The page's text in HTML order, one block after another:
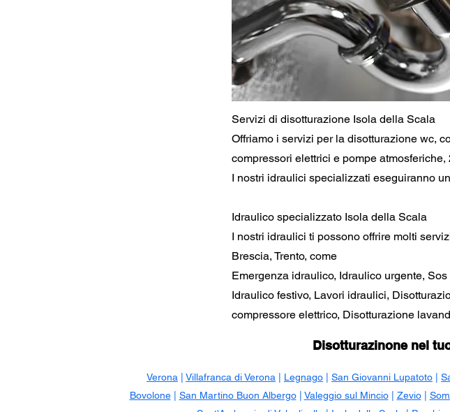
Servizi di disotturazione Isola della Scala
Offriamo i servizi per la disotturazione wc,
compressori elettrici e pompe atmosferiche,
I nostri idraulici specializzati eseguiranno
Idraulico specializzato Isola della Scala
I nostri idraulici ti possono offrire molti
Brescia, Trento, come
Emergenza idraulico, Idraulico urgente,
Idraulico festivo, Lavori idraulici,
compressore elettrico, Disotturazione
Disotturazinone nel
Verona Villafranca di Verona Legnago San Giovanni Lupatoto
Bovolone| San Martino Buon Albergo| Valeggio sul Mincio| Zevio|